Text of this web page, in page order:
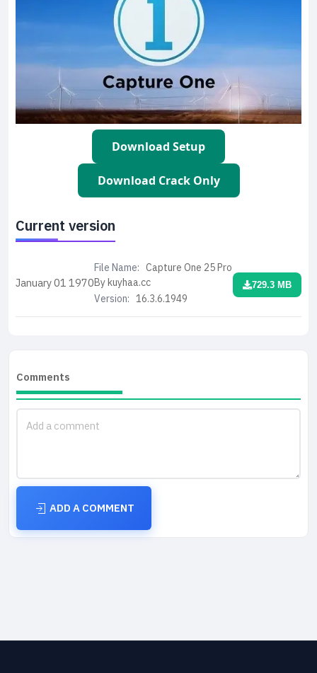
Download Setup
Download Crack Only
Current version
January 011970
File Name: Capture One 25 Pro
By kuyhaa.cc
Version: 16.3.6.1949
729.3 MB
Comments
ADD A COMMENT